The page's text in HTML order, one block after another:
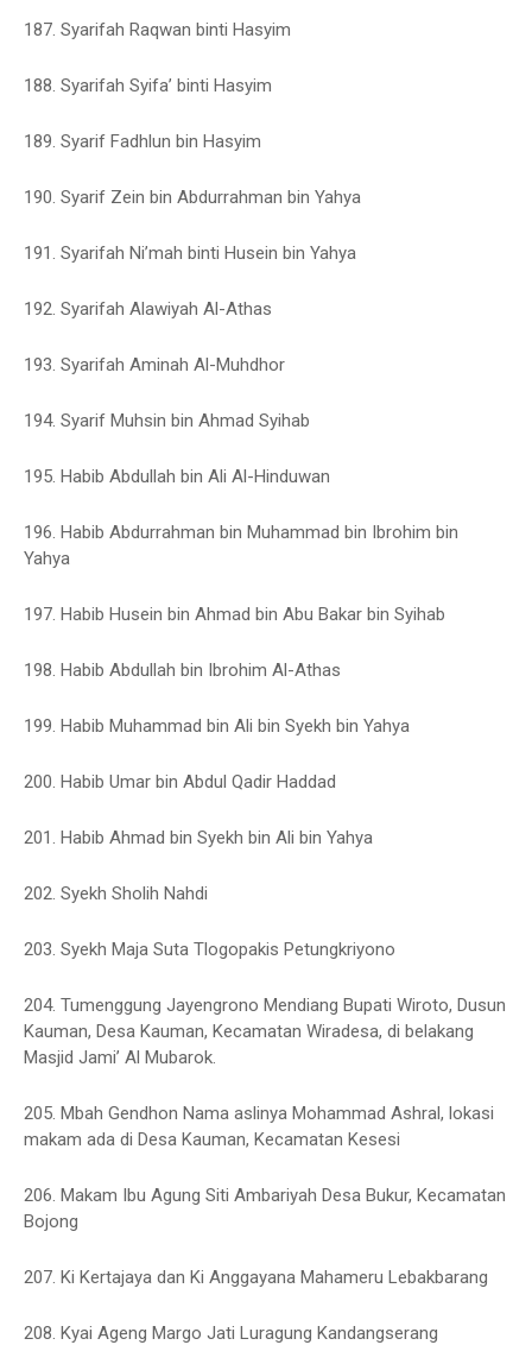
187. Syarifah Raqwan binti Hasyim
188. Syarifah Syifa’ binti Hasyim
189. Syarif Fadhlun bin Hasyim
190. Syarif Zein bin Abdurrahman bin Yahya
191. Syarifah Ni’mah binti Husein bin Yahya
192. Syarifah Alawiyah Al-Athas
193. Syarifah Aminah Al-Muhdhor
194. Syarif Muhsin bin Ahmad Syihab
195. Habib Abdullah bin Ali Al-Hinduwan
196. Habib Abdurrahman bin Muhammad bin Ibrohim bin
Yahya
197. Habib Husein bin Ahmad bin Abu Bakar bin Syihab
198. Habib Abdullah bin Ibrohim Al-Athas
199. Habib Muhammad bin Ali bin Syekh bin Yahya
200. Habib Umar bin Abdul Qadir Haddad
201. Habib Ahmad bin Syekh bin Ali bin Yahya
202. Syekh Sholih Nahdi
203. Syekh Maja Suta Tlogopakis Petungkriyono
204. Tumenggung Jayengrono Mendiang Bupati Wiroto, Dusun
Kauman, Desa Kauman, Kecamatan Wiradesa, di belakang
Masjid Jami’ Al Mubarok.
205. Mbah Gendhon Nama aslinya Mohammad Ashral, lokasi
makam ada di Desa Kauman, Kecamatan Kesesi
206. Makam Ibu Agung Siti Ambariyah Desa Bukur, Kecamatan
Bojong
207. Ki Kertajaya dan Ki Anggayana Mahameru Lebakbarang
208. Kyai Ageng Margo Jati Luragung Kandangserang